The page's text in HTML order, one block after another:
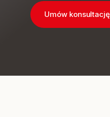
Umów konsultację